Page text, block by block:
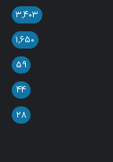
۳,۴۰۳
۱,۶۵۰
۵۹
۴۴
۲۸